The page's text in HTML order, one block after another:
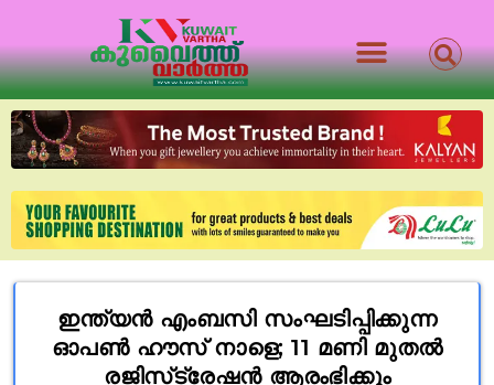
ഇന്ത്യൻ എംബസി സംഘടിപ്പിക്കുന്ന
ഓപൺ ഹൗസ് നാളെ; 11 മണി മുതൽ
രജിസ്‌ട്രേഷൻ ആരംഭിക്കും